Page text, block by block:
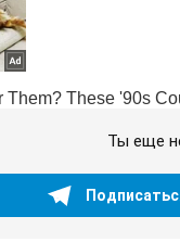
Ты еще